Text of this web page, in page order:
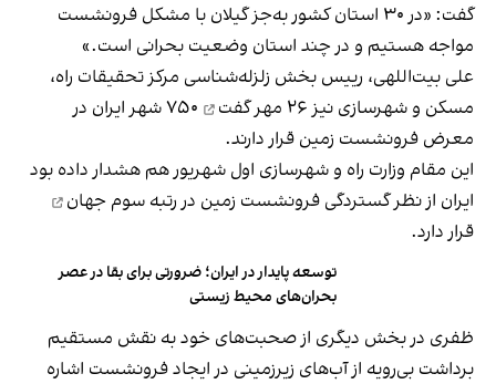
گفت: «در ۳۰ استان کشور به‌جز گیلان با مشکل فرونشست
مواجه هستیم و در چند استان وضعیت بحرانی است.»
علی بیت‌اللهی، رییس بخش زلزله‌شناسی مرکز تحقیقات راه،
مسکن و شهرسازی نیز ۲۶ مهر
گفت
۷۵۰ شهر ایران در
معرض فرونشست زمین قرار دارند.
این مقام وزارت راه و شهرسازی اول شهریور هم هشدار داده بود
ایران از نظر گستردگی فرونشست زمین دررتبه سوم جهان
قرار دارد.
توسعه پایدار در ایران؛ ضرورتی برای بقا در عصر
بحران‌های محیط‌ زیستی
ظفری در بخش دیگری از صحبت‌های خود به نقش مستقیم
برداشت بی‌رویه از آب‌های زیرزمینی در ایجاد فرونشست اشاره